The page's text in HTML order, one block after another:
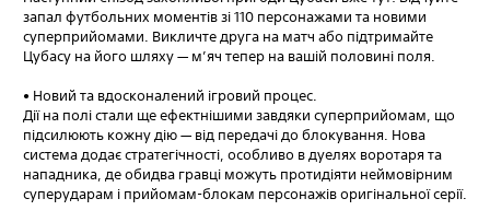
запал футбольних моментів зі 110 персонажами та новими
суперприйомами. Викличте друга на матч або підтримайте
Цубасу на його шляху — м’яч тепер на вашій половині поля.
• Новий та вдосконалений ігровий процес.
Дії на полі стали ще ефектнішими завдяки суперприйомам, що
підсилюють кожну дію — від передачі до блокування. Нова
система додає стратегічності, особливо в дуелях воротаря та
нападника, де обидва гравці можуть протидіяти неймовірним
суперударам і прийомам-блокам персонажів оригінальної серії.